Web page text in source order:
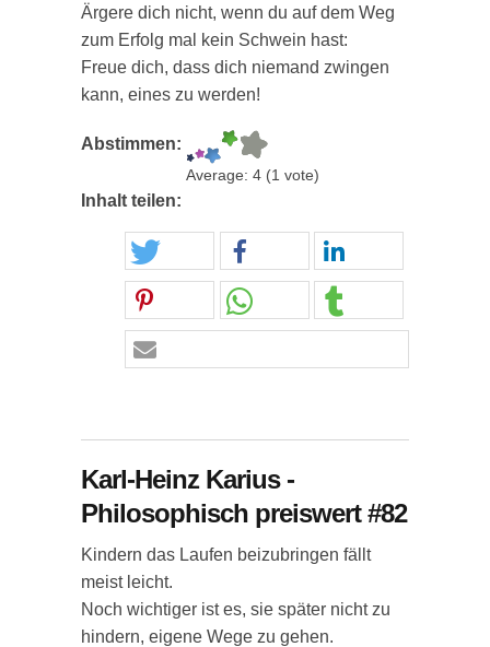
Ärgere dich nicht, wenn du auf dem Weg
zum Erfolg mal kein Schwein hast:
Freue dich, dass dich niemand zwingen
kann, eines zu werden!
Abstimmen:
Average: 4 (1 vote)
Inhalt teilen:
Karl-Heinz Karius -
Philosophisch preiswert #82
Kindern das Laufen beizubringen fällt
meist leicht.
Noch wichtiger ist es, sie später nicht zu
hindern, eigene Wege zu gehen.